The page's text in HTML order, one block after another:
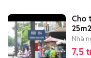
Cho
Nhà
7,5